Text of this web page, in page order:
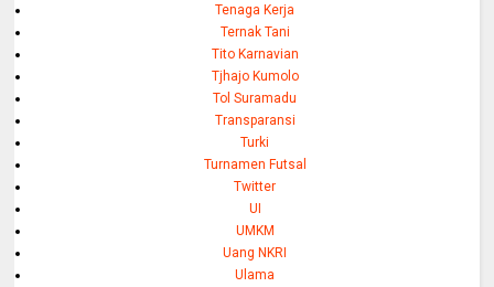
Tenaga Kerja
Ternak Tani
Tito Karnavian
Tjhajo Kumolo
Tol Suramadu
Transparansi
Turki
Turnamen Futsal
Twitter
UI
UMKM
Uang NKRI
Ulama